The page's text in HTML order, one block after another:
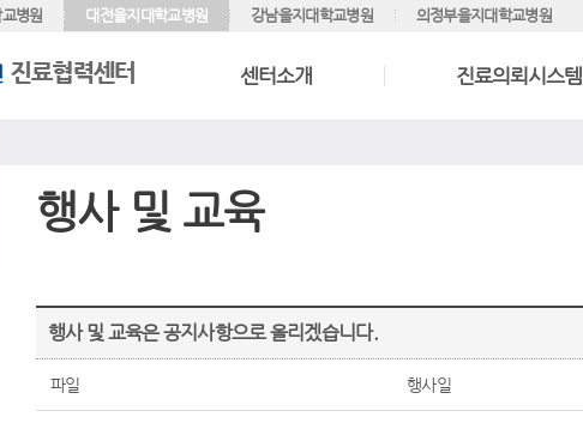
병원 대전을지대학교병원 강남을지대학교병원 의정부을지대학교병원
센터소개 진료의뢰시스템
행사 및 교육
행사 및 교육은 공지사항으로 올리겠습니다.
파일 행사일